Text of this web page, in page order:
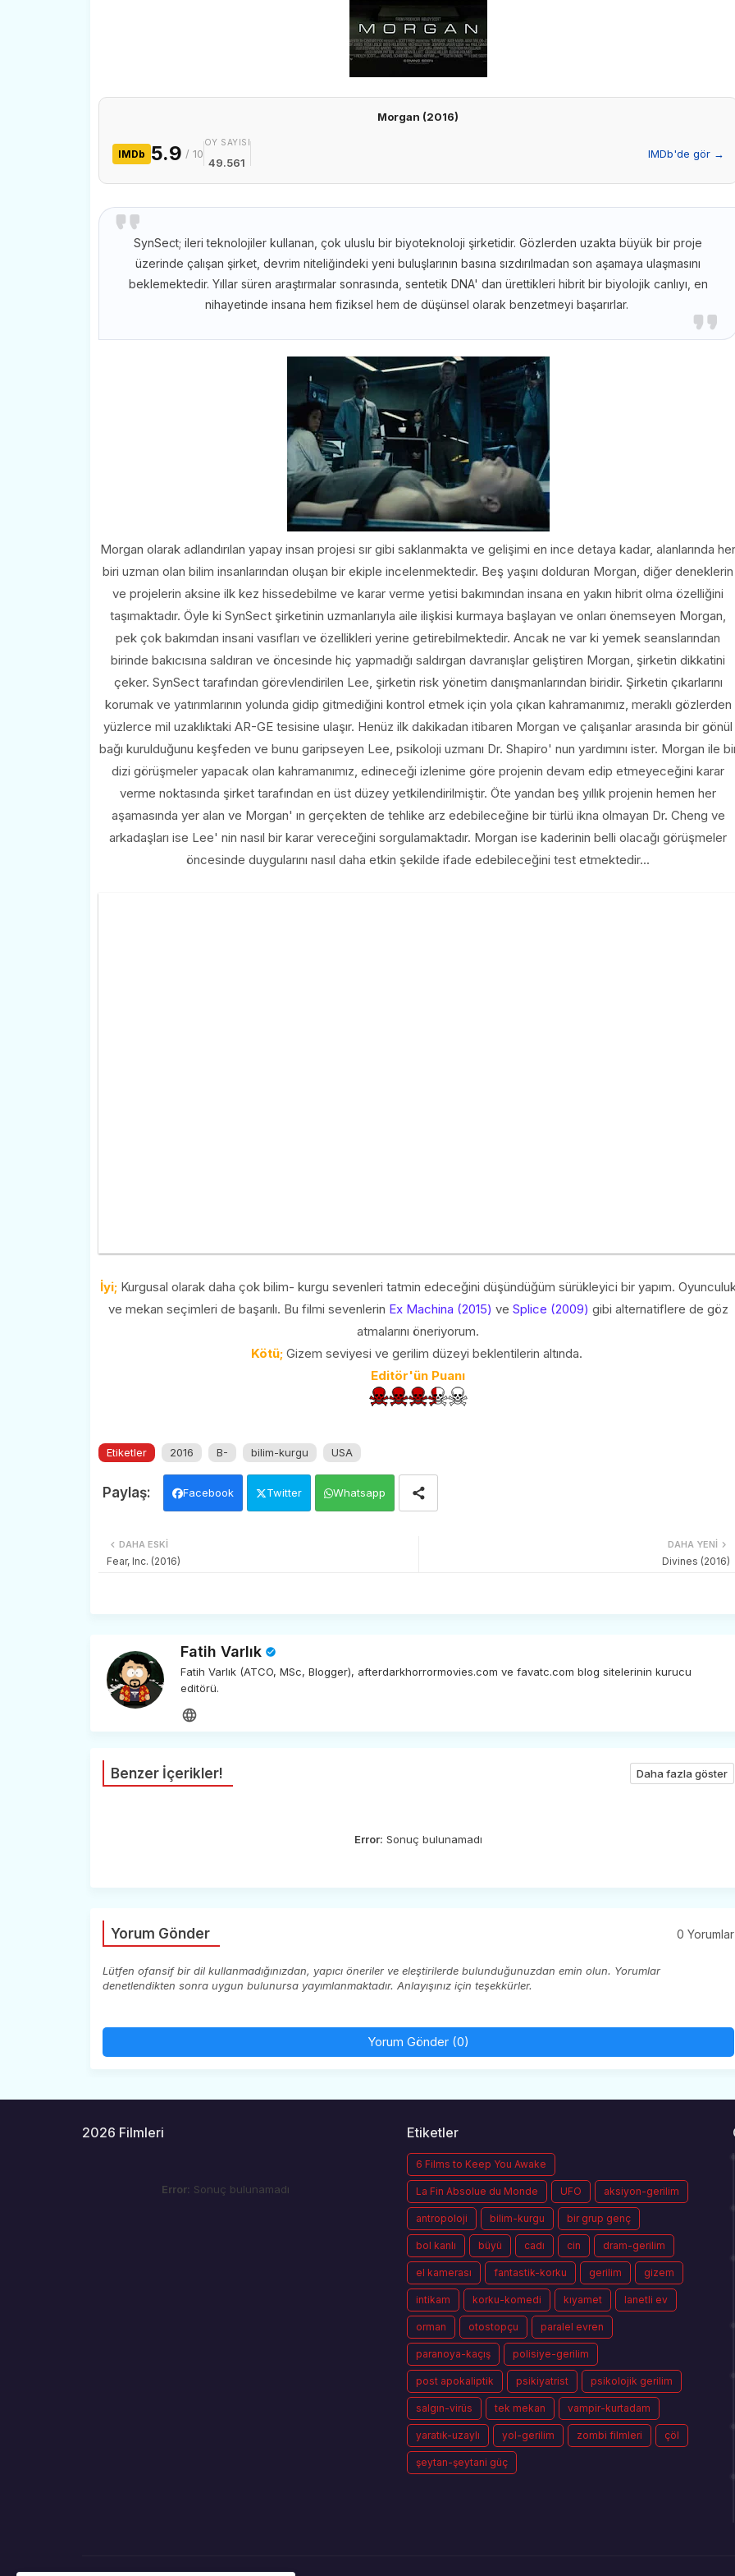
Morgan (2016)
IMDb 5.9 / 10
OY SAYISI
49.561
IMDb'de gör →
SynSect; ileri teknolojiler kullanan, çok uluslu bir biyoteknoloji şirketidir. Gözlerden uzakta büyük bir proje
üzerinde çalışan şirket, devrim niteliğindeki yeni buluşlarının basına sızdırılmadan son aşamaya ulaşmasını
beklemektedir. Yıllar süren araştırmalar sonrasında, sentetik DNA' dan ürettikleri hibrit bir biyolojik canlıyı, en
nihayetinde insana hem fiziksel hem de düşünsel olarak benzetmeyi başarırlar.
Morgan olarak adlandırılan yapay insan projesi sır gibi saklanmakta ve gelişimi en ince detaya kadar, alanlarında her
biri uzman olan bilim insanlarından oluşan bir ekiple incelenmektedir. Beş yaşını dolduran Morgan, diğer deneklerin
ve projelerin aksine ilk kez hissedebilme ve karar verme yetisi bakımından insana en yakın hibrit olma özelliğini
taşımaktadır. Öyle ki SynSect şirketinin uzmanlarıyla aile ilişkisi kurmaya başlayan ve onları önemseyen Morgan,
pek çok bakımdan insani vasıfları ve özellikleri yerine getirebilmektedir. Ancak ne var ki yemek seanslarından
birinde bakıcısına saldıran ve öncesinde hiç yapmadığı saldırgan davranışlar geliştiren Morgan, şirketin dikkatini
çeker. SynSect tarafından görevlendirilen Lee, şirketin risk yönetim danışmanlarından biridir. Şirketin çıkarlarını
korumak ve yatırımlarının yolunda gidip gitmediğini kontrol etmek için yola çıkan kahramanımız, meraklı gözlerden
yüzlerce mil uzaklıktaki AR-GE tesisine ulaşır. Henüz ilk dakikadan itibaren Morgan ve çalışanlar arasında bir gönül
bağı kurulduğunu keşfeden ve bunu garipseyen Lee, psikoloji uzmanı Dr. Shapiro' nun yardımını ister. Morgan ile
dizi görüşmeler yapacak olan kahramanımız, edineceği izlenime göre projenin devam edip etmeyeceğini karar
verme noktasında şirket tarafından en üst düzey yetkilendirilmiştir. Öte yandan beş yıllık projenin hemen her
aşamasında yer alan ve Morgan' ın gerçekten de tehlike arz edebileceğine bir türlü ikna olmayan Dr. Cheng ve
arkadaşları ise Lee' nin nasıl bir karar vereceğini sorgulamaktadır. Morgan ise kaderinin belli olacağı görüşmeler
öncesinde duygularını nasıl daha etkin şekilde ifade edebileceğini test etmektedir...
İyi;Kurgusal olarak daha çok bilim- kurgu sevenleri tatmin edeceğini düşündüğüm sürükleyici bir yapım.
ve mekan seçimleri de başarılı. Bu filmi sevenlerin Ex Machina (2015) ve Splice (2009) gibi alternatiflere de göz
atmalarını öneriyorum.
Kötü;Gizem seviyesi ve gerilim düzeyi beklentilerin altında.
Editör'ün Puanı
Etiketler 2016 B- bilim-kurgu USA
Facebook Twitter Whatsapp
DAHA YENI
Divines (2016)
DAHA ESKI
Fear, Inc. (2016)
Fatih Varlık
Fatih Varlık (ATCO, MSc, Blogger), afterdarkhorrormovies.com ve favatc.com blog sitelerinin kurucu
editörü.
Benzer İçerikler! Daha fazla göster
Error: Sonuç bulunamadı
Yorum Gönder 0 Yorumlar
Lütfen ofansif bir dil kullanmadığınızdan, yapıcı öneriler ve eleştirilerde bulunduğunuzdan emin olun. Yorumlar
denetlendikten sonra uygun bulunursa yayımlanmaktadır. Anlayışınız için teşekkürler.
Yorum Gönder (0)
2026 Filmleri
Error: Sonuç bulunamadı
Etiketler
6 Films to Keep You Awake
La Fin Absolue du Monde UFO aksiyon-gerilim
antropoloji bilim-kurgu bir grup genç
bol kanlı büyü cadı cin dram-gerilim
el kamerası fantastik-korku gerilim gizem
intikam korku-komedi kıyamet lanetli ev
orman otostopçu paralel evren
paranoya-kaçış polisiye-gerilim
post apokaliptik psikiyatrist psikolojik gerilim
salgın-virüs tek mekan vampir-kurtadam
yaratık-uzaylı yol-gerilim zombi filmleri çöl
şeytan-şeytani güç